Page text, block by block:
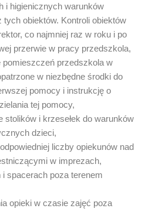
i higienicznych warunków
tych obiektów. Kontroli obiektów
co najmniej raz w roku i po
przerwie w pracy przedszkola,
pomieszczeń przedszkola w
w niezbędne środki do
pomocy i instrukcję o
tej pomocy,
stolików i krzesełek do warunków
dzieci,
liczby opiekunów nad
w imprezach,
spacerach poza terenem
opieki w czasie zajęć poza